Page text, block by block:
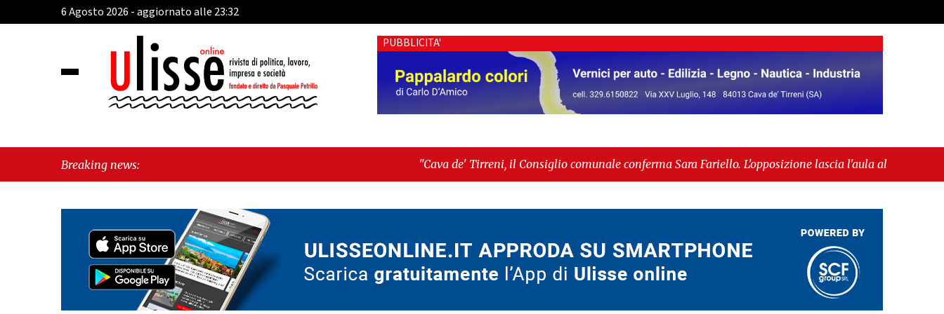
6 Agosto 2026 - aggiornato alle 23:32
PUBBLICITA'
Breaking news:
"Cava de' Tirreni, il Consiglio comunale conferma Sara Fariello. L'opposizione lascia l'aula al momento del
voto" -"Vietri sul Mare, giornata storica: la ceramica ammessa alla fase europea per l’IGP"